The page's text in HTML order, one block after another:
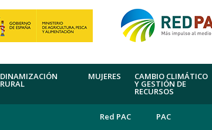
DINAMIZACIÓN
RURAL
MUJERES CAMBIO CLIMÁTICO
Y GESTIÓN DE
RECURSOS
Red PAC PAC